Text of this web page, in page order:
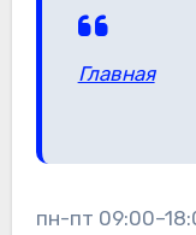
Главная
пн-пт